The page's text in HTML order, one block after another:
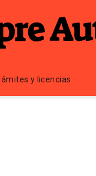
y licencias